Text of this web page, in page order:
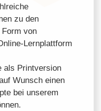
zu den
von
Lernplattform
als Printversion
Wunsch einen
bei unserem